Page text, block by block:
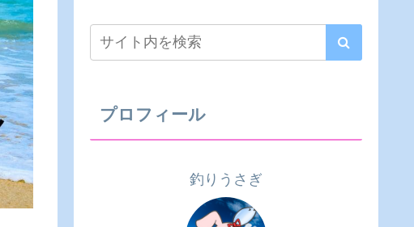
プロフィール
釣りうさぎ